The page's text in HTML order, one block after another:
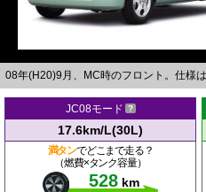
08年(H20)9月、MC時のフロント。仕様
JC08モード
17.6km/L(30L)
満タンでどこまで走る？
（燃費×タンク容量）
528 km